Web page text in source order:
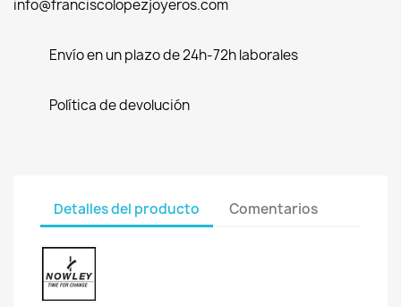
info@franciscolopezjoyeros.com
Envío en un plazo de 24h-72h laborales
Política de devolución
Detalles del producto Comentarios